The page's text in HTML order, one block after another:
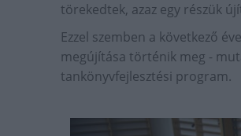
törekedtek, azaz egy részük
Ezzel szemben a következő
megújítása történik meg -
tankönyvfejlesztési program.